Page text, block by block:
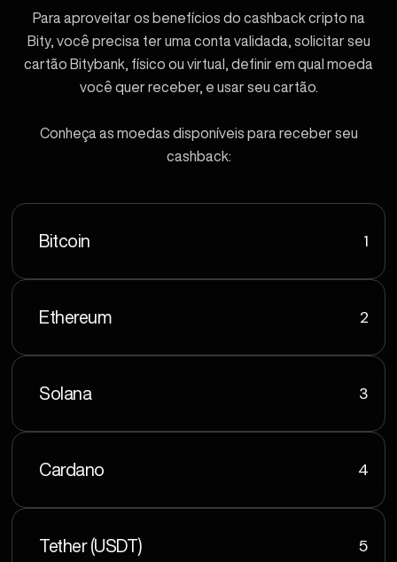
Para aproveitar os benefícios do cashback cripto na
Bity, você precisa ter uma conta validada, solicitar seu
cartão Bitybank, físico ou virtual, definir em qual moeda
você quer receber, e usar seu cartão.
Conheça as moedas disponíveis para receber seu
cashback:
Bitcoin 1
Ethereum 2
Solana 3
Cardano 4
Tether (USDT) 5